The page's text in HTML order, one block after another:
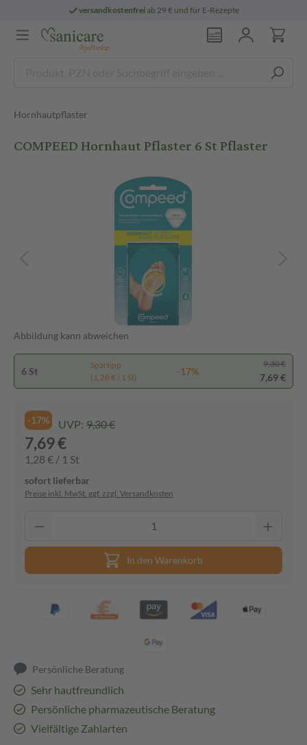
versandkostenfreiab 29 € und für E-Rezepte
Hornhautpflaster
COMPEED Hornhaut Pflaster 6 St Pflaster
Abbildung kann abweichen
6 St
Spartipp
(1,28 € / 1 St)
-17%
9,30 €
7,69 €
-17% UVP: 9,30 €
7,69 €
1,28 € / 1 St
sofort lieferbar
Preise inkl. MwSt. ggf. zzgl. Versandkosten
In den Warenkorb
Persönliche Beratung
Sehr hautfreundlich
Persönliche pharmazeutische Beratung
Vielfältige Zahlarten